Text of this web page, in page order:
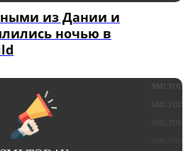
из Дании и
ночью в